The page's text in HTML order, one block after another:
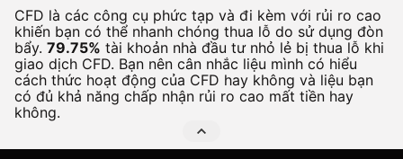
CFD là các công cụ phức tạp và đi kèm với rủi ro cao
khiến bạn có thể nhanh chóng thua lỗ do sử dụng đòn
bẩy. 79.75% tài khoản nhà đầu tư nhỏ lẻ bị thua lỗ khi
giao dịch CFD. Bạn nên cân nhắc liệu mình có hiểu
cách thức hoạt động của CFD hay không và liệu bạn
có đủ khả năng chấp nhận rủi ro cao mất tiền hay
không.